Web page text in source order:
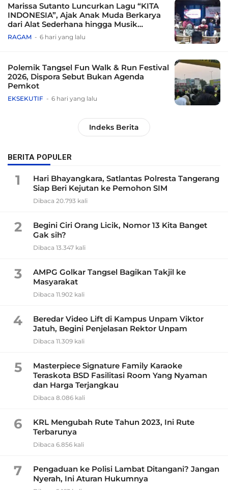
Marissa Sutanto Luncurkan Lagu “KITA
INDONESIA”, Ajak Anak Muda Berkarya
dari Alat Sederhana hingga Musik
Tradisional
RAGAM 6 hari yang lalu
Polemik Tangsel Fun Walk & Run Festival
2026, Dispora Sebut Bukan Agenda
Pemkot
EKSEKUTIF 6 hari yang lalu
Indeks Berita
BERITA POPULER
1
Hari Bhayangkara, Satlantas Polresta Tangerang
Siap Beri Kejutan ke Pemohon SIM
Dibaca 20.793 kali
2
Begini Ciri Orang Licik, Nomor 13 Kita Banget
Gak sih?
Dibaca 13.347 kali
3
AMPG Golkar Tangsel Bagikan Takjil ke
Masyarakat
Dibaca 11.902 kali
4
Beredar Video Lift di Kampus Unpam Viktor
Jatuh, Begini Penjelasan Rektor Unpam
Dibaca 11.309 kali
5
Masterpiece Signature Family Karaoke
Teraskota BSD Fasilitasi Room Yang Nyaman
dan Harga Terjangkau
Dibaca 8.086 kali
6
KRL Mengubah Rute Tahun 2023, Ini Rute
Terbarunya
Dibaca 6.856 kali
7
Pengaduan ke Polisi Lambat Ditangani? Jangan
Nyerah, Ini Aturan Hukumnya